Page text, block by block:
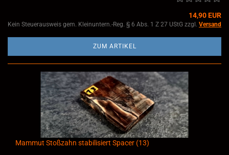
14,90 EUR
Kein Steuerausweis gem. Kleinuntern.-Reg. § 6 Abs. 1 Z 27 UStG zzgl. Versand
ZUM ARTIKEL
Mammut Stoßzahn stabilisiert Spacer (13)